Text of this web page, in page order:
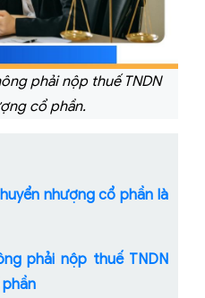
phải nộp thuế TNDN
cổ phần.
nhượng cổ phần là
phải nộp thuế TNDN